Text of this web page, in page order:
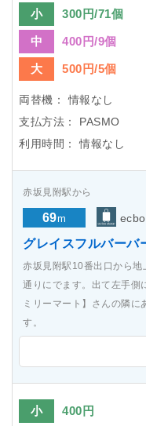
小 300円/71個
中 400円/9個
大 500円/5個
両替機：
情報なし
支払方法：
PASMO
利用時間：
情報なし
赤坂見附駅から
69m
グレイスフルバーバ
赤坂見附駅10番出口から
通りにでます。出て左手側
ミリーマート】さんの隣
す。
小 400円